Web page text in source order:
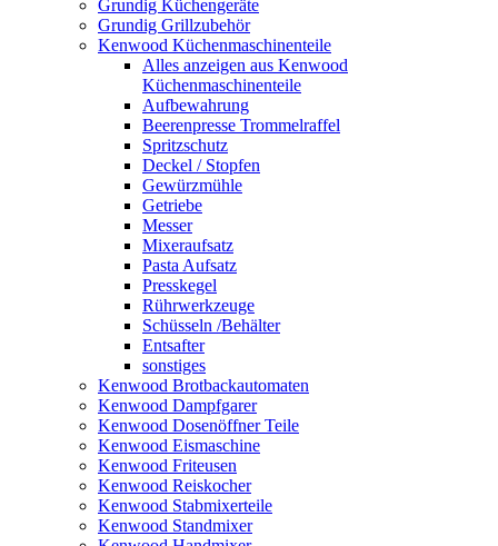
Grundig Küchengeräte
Grundig Grillzubehör
Kenwood Küchenmaschinenteile
Alles anzeigen aus Kenwood
Küchenmaschinenteile
Aufbewahrung
Beerenpresse Trommelraffel
Spritzschutz
Deckel / Stopfen
Gewürzmühle
Getriebe
Messer
Mixeraufsatz
Pasta Aufsatz
Presskegel
Rührwerkzeuge
Schüsseln /Behälter
Entsafter
sonstiges
Kenwood Brotbackautomaten
Kenwood Dampfgarer
Kenwood Dosenöffner Teile
Kenwood Eismaschine
Kenwood Friteusen
Kenwood Reiskocher
Kenwood Stabmixerteile
Kenwood Standmixer